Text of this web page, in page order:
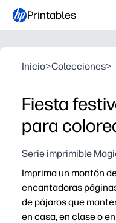
Printables
Inicio>Colecciones>
Fiesta
para
Serie imprimible
Imprima un montón
encantadoras
de pájaros que
en casa, en clase o